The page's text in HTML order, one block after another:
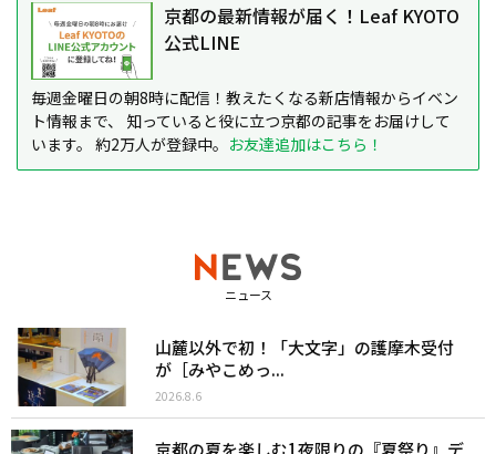
京都の最新情報が届く！Leaf KYOTO
公式LINE
毎週金曜日の朝8時に配信！教えたくなる新店情報からイベン
ト情報まで、 知っていると役に立つ京都の記事をお届けして
います。 約2万人が登録中。 お友達追加はこちら！
ニュース
山麓以外で初！「大文字」の護摩木受付
が［みやこめっ...
2026.8.6
京都の夏を楽しむ1夜限りの『夏祭り』デ